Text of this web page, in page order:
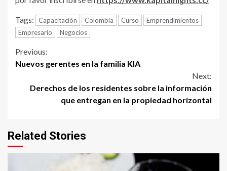
Tags: Capacitación Colombia Curso
Emprendimientos
Empresario
Negocios
Continue
Previous:
Nuevos gerentes en la familia KIA
Next:
Derechos de los residentes sobre la información
que entregan en la propiedad horizontal
Related Stories